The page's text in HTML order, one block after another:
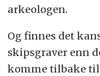
arkeologen.
Og finnes det
skipsgraver enn
komme tilbake